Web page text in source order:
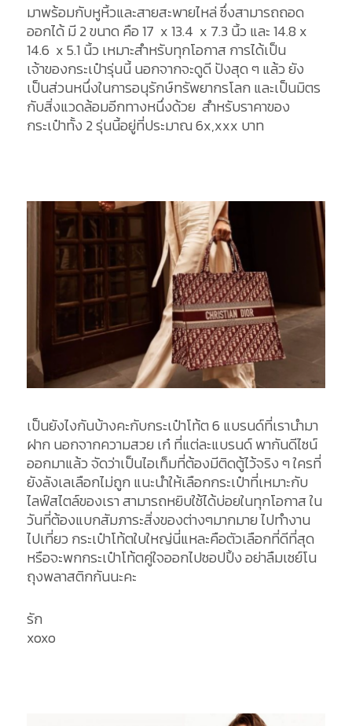
มาพร้อมกับหูหิ้วและสายสะพายไหล่ ซึ่งสามารถถอด
ออกได้ มี 2 ขนาด คือ 17 x 13.4 x 7.3 นิ้ว และ 14.8 x
14.6 x 5.1 นิ้ว เหมาะสำหรับทุกโอกาส การได้เป็น
เจ้าของกระเป๋ารุ่นนี้ นอกจากจะดูดี ปังสุด ๆ แล้ว ยัง
เป็นส่วนหนึ่งในการอนุรักษ์ทรัพยากรโลก และเป็นมิตร
กับสิ่งแวดล้อมอีกทางหนึ่งด้วย สำหรับราคาของ
กระเป๋าทั้ง 2 รุ่นนี้อยู่ที่ประมาณ 6x,xxx บาท
เป็นยังไงกันบ้างคะกับกระเป๋าโท้ต 6 แบรนด์ที่เรานำมา
ฝาก นอกจากความสวย เก๋ ที่แต่ละแบรนด์ พากันดีไซน์
ออกมาแล้ว จัดว่าเป็นไอเท็มที่ต้องมีติดตู้ไว้จริง ๆ ใครที่
ยังลังเลเลือกไม่ถูก แนะนำให้เลือกกระเป๋าที่เหมาะกับ
ไลฟ์สไตล์ของเรา สามารถหยิบใช้ได้บ่อยในทุกโอกาส ใน
วันที่ต้องแบกสัมภาระสิ่งของต่างๆมากมาย ไปทำงาน
ไปเที่ยว กระเป๋าโท้ตใบใหญ่นี่แหละคือตัวเลือกที่ดีที่สุด
หรือจะพกกระเป๋าโท้ตคู่ใจออกไปชอปปิ้ง อย่าลืมเซย์โน
ถุงพลาสติกกันนะคะ
รัก
xoxo